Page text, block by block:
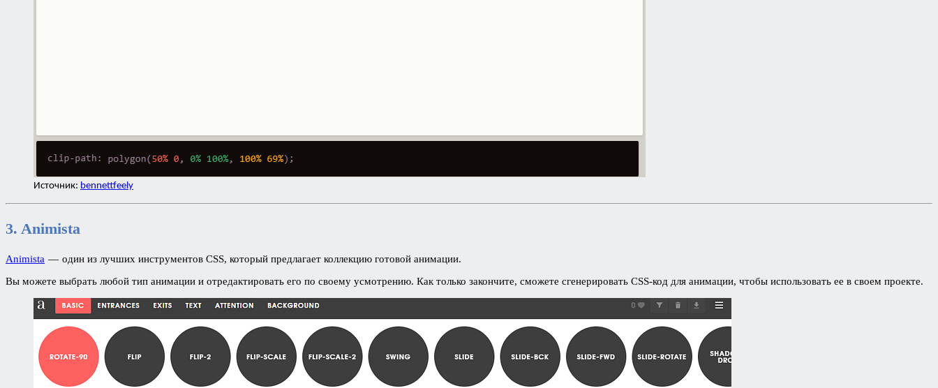
Источник: bennettfeely
3. Animista
Animista — один из лучших инструментов CSS, который предлагает коллекцию готовой анимации.
Вы можете выбрать любой тип анимации и отредактировать его по своему усмотрению. Как только закончите, сможете сгенерировать CSS-код для анимации, чтобы использовать ее в своем проекте.